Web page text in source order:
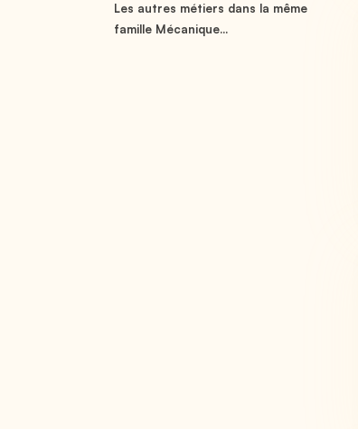
Les autres métiers dans la même
famille Mécanique...